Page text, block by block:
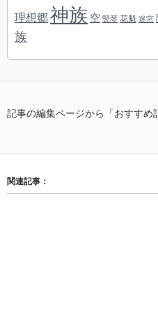
理想郷神族 空 竪琴 花魁 迷宮
族
記事の編集ページから「おすすめ
関連記事：